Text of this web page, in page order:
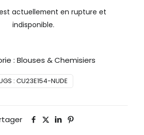
actuellement en rupture et
indisponible.
: CU23E154-NUDE
: Blouses & Chemisiers